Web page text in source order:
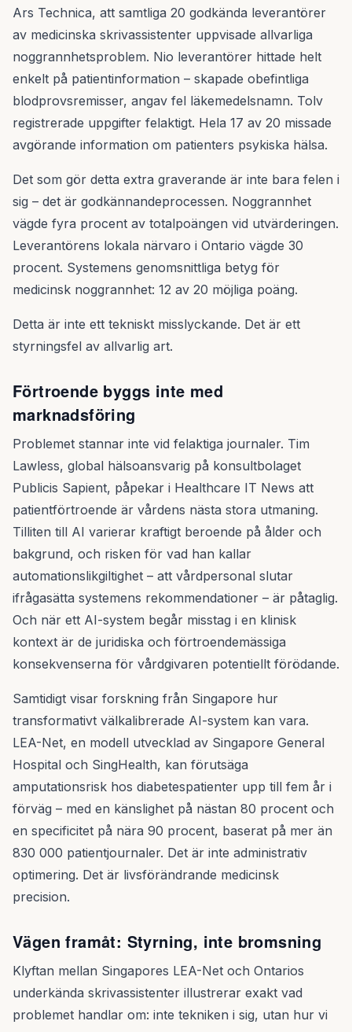
Ars Technica, att samtliga 20 godkända leverantörer
av medicinska skrivassistenter uppvisade allvarliga
noggrannhetsproblem. Nio leverantörer hittade helt
enkelt på patientinformation – skapade obefintliga
blodprovsremisser, angav fel läkemedelsnamn. Tolv
registrerade uppgifter felaktigt. Hela 17 av 20 missade
avgörande information om patienters psykiska hälsa.
Det som gör detta extra graverande är inte bara felen i
sig – det är godkännandeprocessen. Noggrannhet
vägde fyra procent av totalpoängen vid utvärderingen.
Leverantörens lokala närvaro i Ontario vägde 30
procent. Systemens genomsnittliga betyg för
medicinsk noggrannhet: 12 av 20 möjliga poäng.
Detta är inte ett tekniskt misslyckande. Det är ett
styrningsfel av allvarlig art.
Förtroende byggs inte med
marknadsföring
Problemet stannar inte vid felaktiga journaler. Tim
Lawless, global hälsoansvarig på konsultbolaget
Publicis Sapient, påpekar i Healthcare IT News att
patientförtroende är vårdens nästa stora utmaning.
Tilliten till AI varierar kraftigt beroende på ålder och
bakgrund, och risken för vad han kallar
automationslikgiltighet – att vårdpersonal slutar
ifrågasätta systemens rekommendationer – är påtaglig.
Och när ett AI-system begår misstag i en klinisk
kontext är de juridiska och förtroendemässiga
konsekvenserna för vårdgivaren potentiellt förödande.
Samtidigt visar forskning från Singapore hur
transformativt välkalibrerade AI-system kan vara.
LEA-Net, en modell utvecklad av Singapore General
Hospital och SingHealth, kan förutsäga
amputationsrisk hos diabetespatienter upp till fem år i
förväg – med en känslighet på nästan 80 procent och
en specificitet på nära 90 procent, baserat på mer än
830 000 patientjournaler. Det är inte administrativ
optimering. Det är livsförändrande medicinsk
precision.
Vägen framåt: Styrning, inte bromsning
Klyftan mellan Singapores LEA-Net och Ontarios
underkända skrivassistenter illustrerar exakt vad
problemet handlar om: inte tekniken i sig, utan hur vi